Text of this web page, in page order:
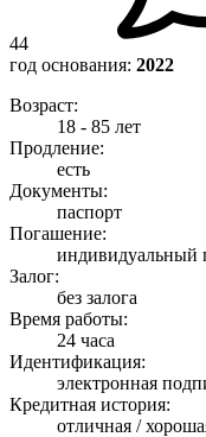
44
год основания: 2022
Возраст:
18 - 85 лет
Продление:
есть
Документы:
паспорт
Погашение:
индивидуальный
Залог:
без залога
Время работы:
24 часа
Идентификация:
электронная
Кредитная история:
отличная /